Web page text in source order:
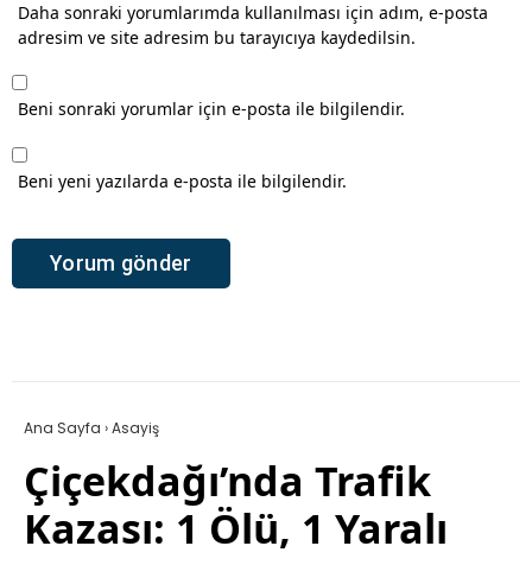
Daha sonraki yorumlarımda kullanılması için adım, e-posta
adresim ve site adresim bu tarayıcıya kaydedilsin.
Beni sonraki yorumlar için e-posta ile bilgilendir.
Beni yeni yazılarda e-posta ile bilgilendir.
Ana Sayfa ›Asayiş
Çiçekdağı’nda Trafik
Kazası: 1 Ölü, 1 Yaralı